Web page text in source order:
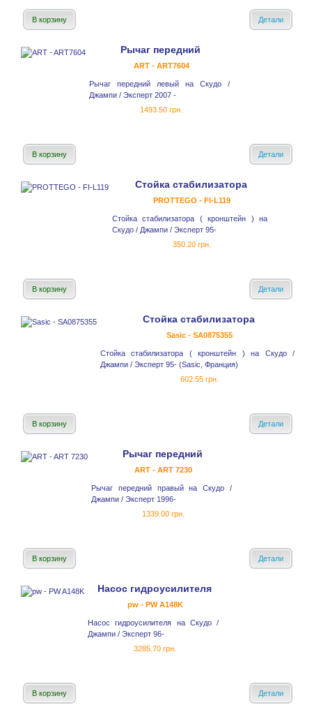
В корзину Детали
Рычаг передний
ART - ART7604
Рычаг передний левый на Скудо /
Джампи / Эксперт 2007 -
1493.50 грн.
В корзину Детали
Стойка стабилизатора
PROTTEGO - FI-L119
Стойка стабилизатора ( кронштейн ) на
Скудо / Джампи / Эксперт 95-
350.20 грн.
В корзину Детали
Стойка стабилизатора
Sasic - SA0875355
Стойка стабилизатора ( кронштейн ) на Скудо /
Джампи / Эксперт 95- (Sasic, Франция)
602.55 грн.
В корзину Детали
Рычаг передний
ART - ART 7230
Рычаг передний правый на Скудо /
Джампи / Эксперт 1996-
1339.00 грн.
В корзину Детали
Насос гидроусилителя
pw - PW A148K
Насос гидроусилителя на Скудо /
Джампи / Эксперт 96-
3285.70 грн.
В корзину Детали